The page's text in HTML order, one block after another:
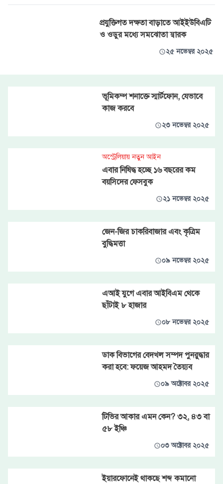
প্রযুক্তিগত দক্ষতা বাড়াতে আইইউবিএটি
ও ওডুর মধ্যে সমঝোতা স্বারক
২৫ নভেম্বর ২০২৫
ভূমিকম্প শনাক্তে স্মার্টফোন, যেভাবে
কাজ করবে
২৩ নভেম্বর ২০২৫
অস্ট্রেলিয়ায় নতুন আইন
এবার নিষিদ্ধ হচ্ছে ১৬ বছরের কম
বয়সিদের ফেসবুক
২১ নভেম্বর ২০২৫
জেন-জির চাকরিবাজার এবং কৃত্রিম
বুদ্ধিমত্তা
০৯ নভেম্বর ২০২৫
এআই যুগে এবার আইবিএম থেকে
ছাঁটাই ৮ হাজার
০৮ নভেম্বর ২০২৫
ডাক বিভাগের বেদখল সম্পদ পুনরুদ্ধার
করা হবে: ফয়েজ আহমদ তৈয়্যব
০৯ অক্টোবর ২০২৫
টিভির আকার এমন কেন? ৩২, ৪৩ বা
৫৮ ইঞ্চি
০৩ অক্টোবর ২০২৫
ইয়ারফোনেই থাকছে শব্দ কমানো